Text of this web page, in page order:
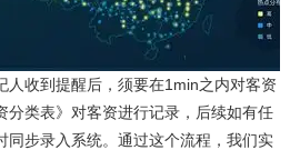
人收到提醒后，须要在1min之内对客资
分类表》对客资进行记录，后续如有任
同步录入系统。通过这个流程，我们实